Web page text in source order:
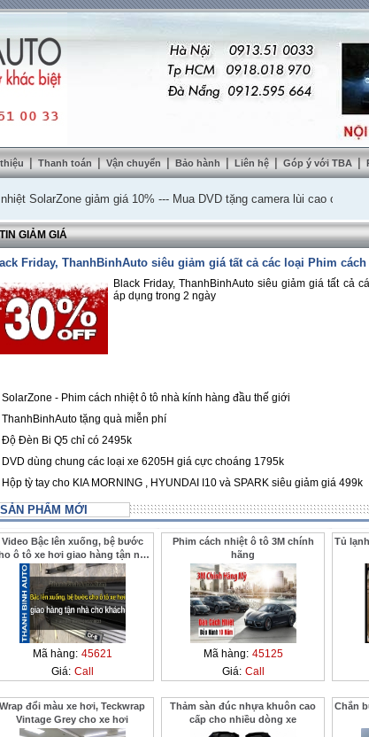
| Thanh toán | Vận chuyển | Bảo hành | Liên hệ | Góp ý với TBA |
giảm giá 10%---Mua DVD tặng camera lùi cao cấp--- Lắp
TIN GIẢM GIÁ
Friday, ThanhBinhAuto siêu giảm giá tất cả các loại Phim
Black Friday, ThanhBinhAuto siêu giảm giá tất cả
áp dụng trong 2 ngày
SolarZone - Phim cách nhiệt ô tô nhà kính hàng đầu thế giới
ThanhBinhAuto tặng quà miễn phí
Độ Đèn Bi Q5 chỉ có 2495k
DVD dùng chung các loại xe 6205H giá cực choáng 1795k
Hộp tỳ tay cho KIA MORNING , HYUNDAI I10 và SPARK siêu giảm giá 499k
SẢN PHẨM MỚI
Video Bậc lên xuống, bệ bước
ô tô xe hơi giao hàng tận nhà
cho khách ở xa ThanhBinhAuto
Mã hàng: 45621
Giá: Call
Phim cách nhiệt ô tô 3M chính
hãng
Mã hàng: 45125
Giá: Call
Tủ
Wrap đổi màu xe hơi, Teckwrap
Vintage Grey cho xe hơi
Thảm sàn đúc nhựa khuôn cao
cấp cho nhiều dòng xe
Chắn